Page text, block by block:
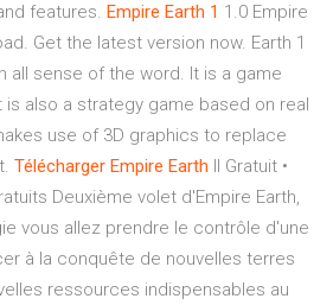
features. Empire Earth 1 1.0 Empire
Get the latest version now. Earth 1
all sense of the word. It is a game
also a strategy game based on real
use of 3D graphics to replace
Télécharger Empire Earth II Gratuit •
Deuxième volet d'Empire Earth,
vous allez prendre le contrôle d'une
à la conquête de nouvelles terres
ressources indispensables au